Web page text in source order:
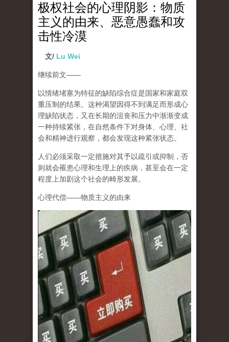
极权社会的心理阴影：物质
主义的由来、恶意愚蠢和攻
击性冷漠
文/ Lu Wei
继续前文——
以情绪堵塞为特征的缺陷综合症是国家和家庭双
重压制的结果。这种渴望因得不到满足而形成心
理缺陷状态，又在长期的沮丧和压力中渐渐变成
一种持续紧张，在自然条件下对身体、心理、社
会和精神进行观察，都会发现这种紧张状态。
人们必须采取一定措施对其予以疏引或抑制，否
则就会罹患心理和生理上的疾病，甚至会在一定
程度上加剧这个社会的畸形发展。
心理代偿——物质主义的由来